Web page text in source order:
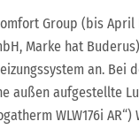
Group (bis April
Marke hat
an. Bei
außen aufgestellte
WLW176i